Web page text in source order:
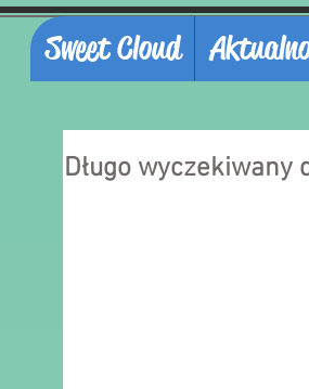
Sweet Cloud
Długo wyczekiwany